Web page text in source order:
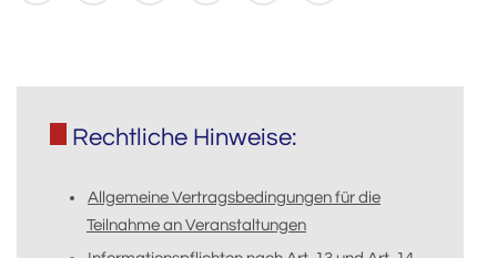
Rechtliche Hinweise:
Allgemeine Vertragsbedingungen für die
Teilnahme an Veranstaltungen